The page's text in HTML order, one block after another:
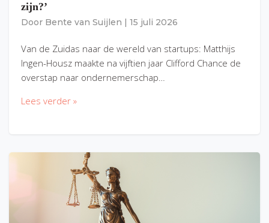
zijn?’
Door Bente van Suijlen 15 juli 2026
Van de Zuidas naar de wereld van startups: Matthijs
Ingen-Housz maakte na vijftien jaar Clifford Chance de
overstap naar ondernemerschap…
Lees verder »